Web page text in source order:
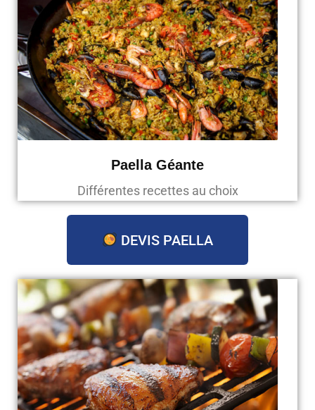
Paella Géante
Différentes recettes au choix
DEVIS PAELLA